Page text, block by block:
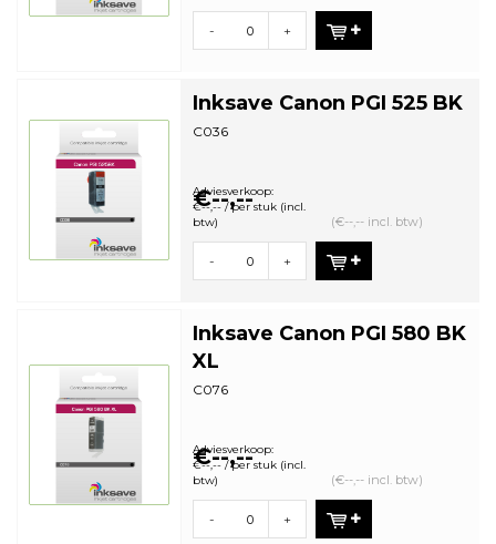
- +
Inksave Canon PGI 525 BK
C036
€--,--
Adviesverkoop:
€--,-- / per stuk (incl.
btw)
(€--,-- incl. btw)
- +
Inksave Canon PGI 580 BK
XL
C076
€--,--
Adviesverkoop:
€--,-- / per stuk (incl.
btw)
(€--,-- incl. btw)
- +